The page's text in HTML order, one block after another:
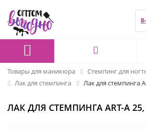
Товары для маникюра
Стемпинг для
Лак для стемпинга
Лак для стемпинга
ЛАК ДЛЯ СТЕМПИНГА ART-A